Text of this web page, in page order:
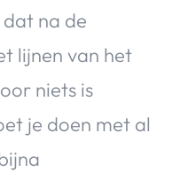
na de
lijnen van het
niets is
je doen met al